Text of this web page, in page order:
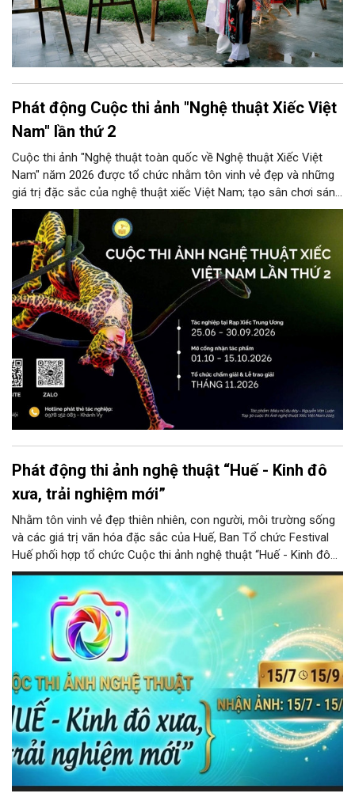
Phát động Cuộc thi ảnh "Nghệ thuật Xiếc Việt
Nam" lần thứ 2
Cuộc thi ảnh "Nghệ thuật toàn quốc về Nghệ thuật Xiếc Việt
Nam" năm 2026 được tổ chức nhằm tôn vinh vẻ đẹp và những
giá trị đặc sắc của nghệ thuật xiếc Việt Nam; tạo sân chơi sáng
tạo cho các nhiếp ảnh gia chuyên và không chuyên, đồng thời
góp phần quảng bá hình ảnh nghệ thuật xiếc đến đông đảo
công chúng trong nước và quốc tế.
Phát động thi ảnh nghệ thuật “Huế - Kinh đô
xưa, trải nghiệm mới”
Nhằm tôn vinh vẻ đẹp thiên nhiên, con người, môi trường sống
và các giá trị văn hóa đặc sắc của Huế, Ban Tổ chức Festival
Huế phối hợp tổ chức Cuộc thi ảnh nghệ thuật “Huế - Kinh đô
xưa, trải nghiệm mới”.